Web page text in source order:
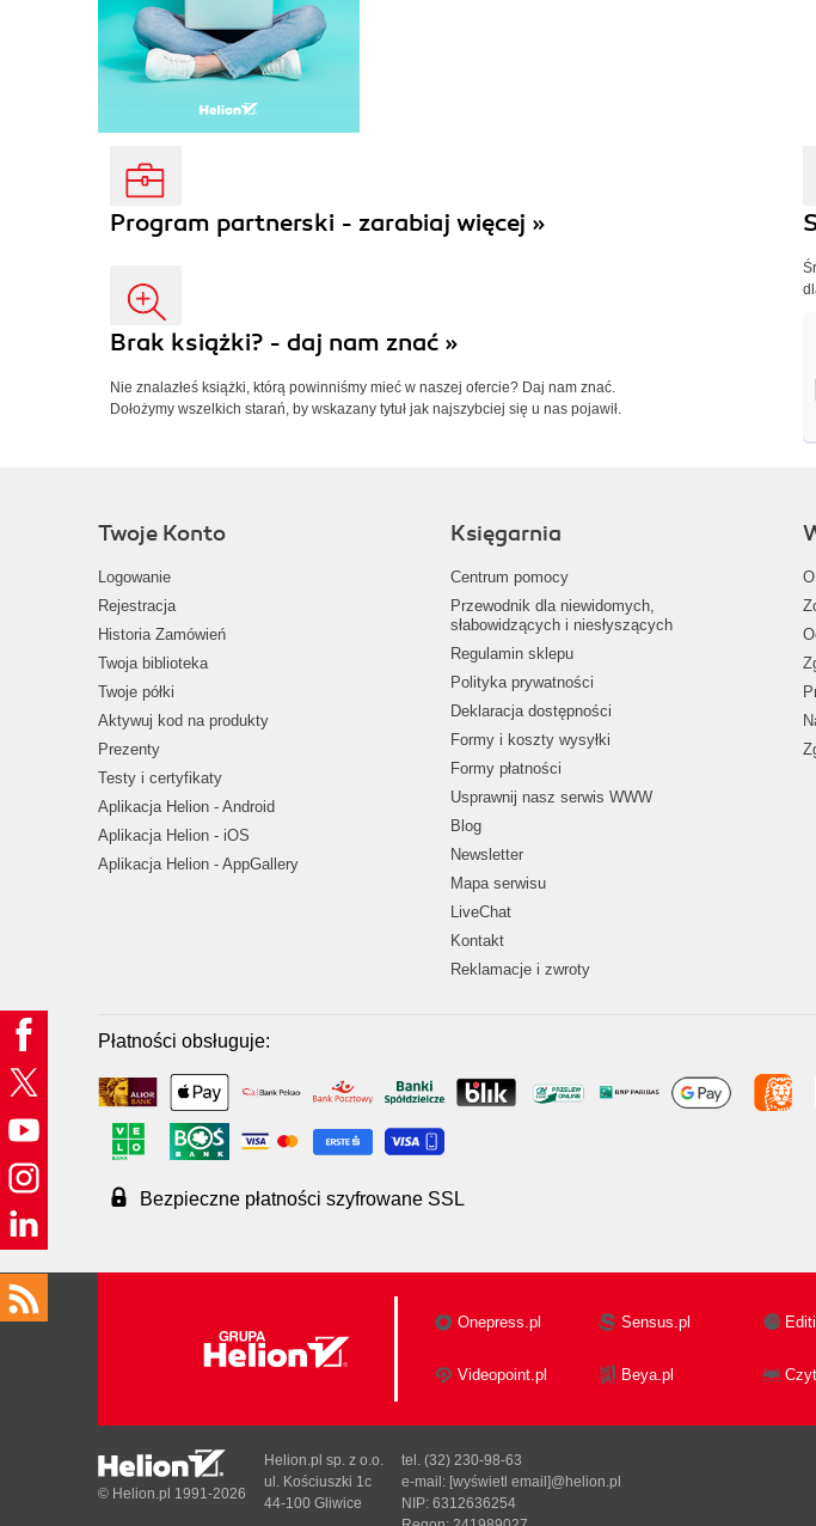
Program partnerski - zarabiaj więcej »
Brak książki? - daj nam znać »
Nie znalazłeś książki, którą powinniśmy mieć w naszej ofercie? Daj nam znać.
Dołożymy wszelkich starań, by wskazany tytuł jak najszybciej się u nas pojawił.
Twoje Konto
Logowanie
Rejestracja
Historia Zamówień
Twoja biblioteka
Twoje półki
Aktywuj kod na produkty
Prezenty
Testy i certyfikaty
Aplikacja Helion - Android
Aplikacja Helion - iOS
Aplikacja Helion - AppGallery
Księgarnia
Centrum pomocy
Przewodnik dla niewidomych,
słabowidzących i niesłyszących
Regulamin sklepu
Polityka prywatności
Deklaracja dostępności
Formy i koszty wysyłki
Formy płatności
Usprawnij nasz serwis WWW
Blog
Newsletter
Mapa serwisu
LiveChat
Kontakt
Reklamacje i zwroty
Płatności obsługuje:
Bezpieczne płatności szyfrowane SSL
Onepress.pl Sensus.pl
Videopoint.pl Beya.pl
© Helion.pl 1991-2026
Helion.pl sp. z o.o.
ul. Kościuszki 1c
44-100 Gliwice
tel. (32) 230-98-63
e-mail: [wyświetl email]@helion.pl
NIP: 6312636254